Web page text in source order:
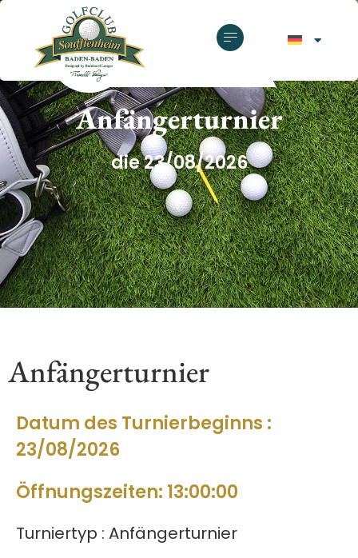
Anfängerturnier
die 23/08/2026
Anfängerturnier
Datum des Turnierbeginns :
23/08/2026
Öffnungszeiten: 13:00:00
Turniertyp : Anfängerturnier